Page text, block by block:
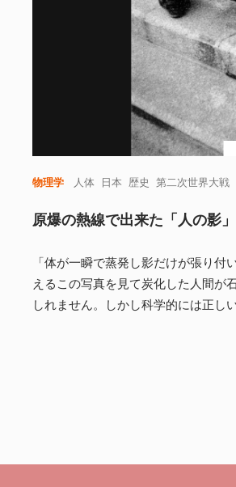
物理学 人体 日本 歴史 第二次世界大戦
原爆の熱線で出来た「人の影
「体が一瞬で蒸発し影だけが張り
えるこの写真を見て炭化した人間が
しれません。しかし科学的には正し